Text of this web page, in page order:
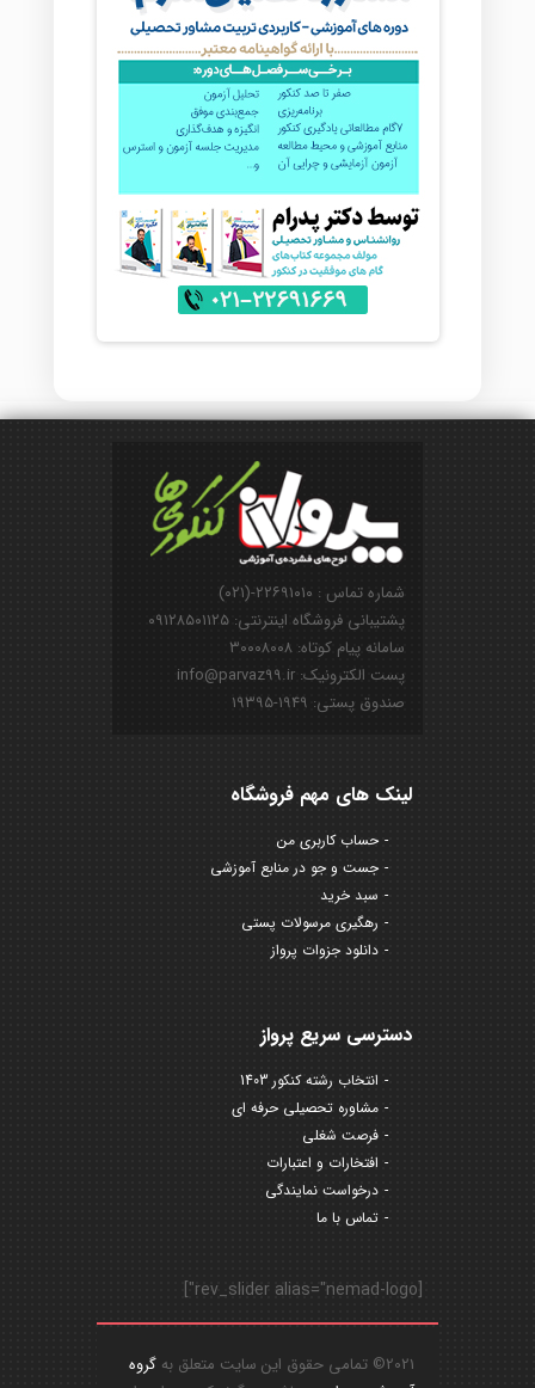
شماره تماس : ۲۲۶۹۱۰۱۰-(۰۲۱)
پشتیبانی فروشگاه اینترنتی: ۰۹۱۲۸۵۰۱۱۲۵
سامانه پیام کوتاه: ۳۰۰۰۸۰۰۸
پست الکترونیک: info@parvaz99.ir
صندوق پستی: ۱۹۴۹-۱۹۳۹۵
لینک های مهم فروشگاه
حساب کاربری من
جست و جو در منابع آموزشی
سبد خرید
رهگیری مرسولات پستی
دانلود جزوات پرواز
دسترسی سریع پرواز
انتخاب رشته کنکور 1403
مشاوره تحصیلی حرفه ای
فرصت شغلی
افتخارات و اعتبارات
درخواست نمایندگی
تماس با ما
[rev_slider alias="nemad-logo"]
2021© تمامی حقوق این سایت متعلق به
گروه